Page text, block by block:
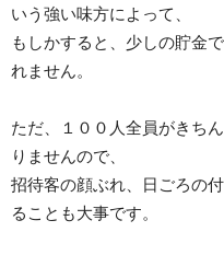
いう強い味方によって、
もしかすると、少しの貯金
れません。
ただ、１００人全員がきち
りませんので、
招待客の顔ぶれ、日ごろの
ることも大事です。